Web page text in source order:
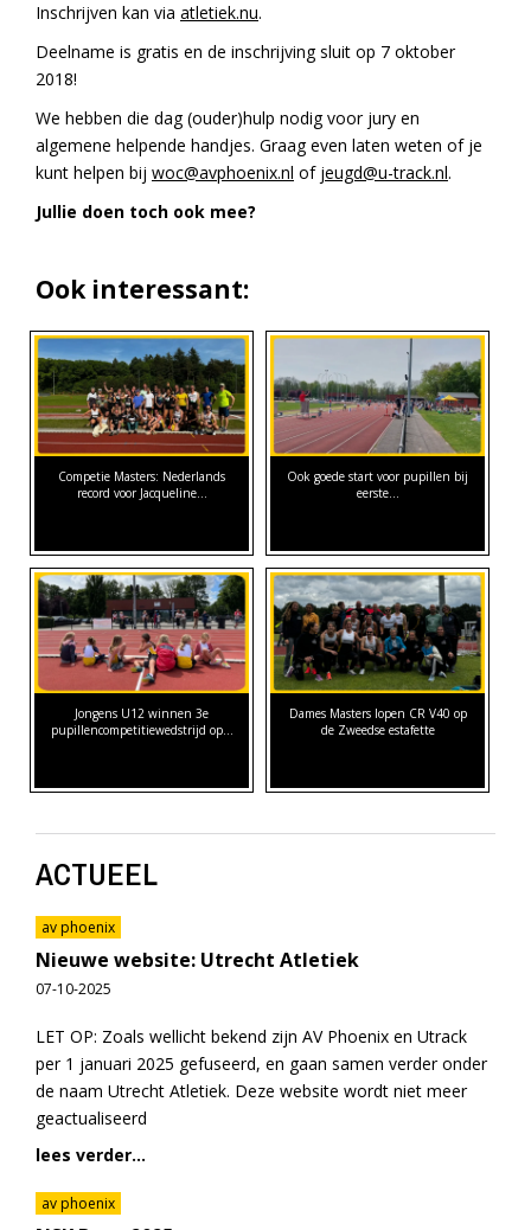
Inschrijven kan via atletiek.nu.
Deelname is gratis en de inschrijving sluit op 7 oktober
2018!
We hebben die dag (ouder)hulp nodig voor jury en
algemene helpende handjes. Graag even laten weten of je
kunt helpen bij woc@avphoenix.nl of jeugd@u-track.nl.
Jullie doen toch ook mee?
Ook interessant:
Competie Masters: Nederlands
record voor Jacqueline…
Ook goede start voor pupillen bij
eerste…
Jongens U12 winnen 3e
pupillencompetitiewedstrijd op…
Dames Masters lopen CR V40 op
de Zweedse estafette
ACTUEEL
av phoenix
Nieuwe website: Utrecht Atletiek
07-10-2025
LET OP: Zoals wellicht bekend zijn AV Phoenix en Utrack
per 1 januari 2025 gefuseerd, en gaan samen verder onder
de naam Utrecht Atletiek. Deze website wordt niet meer
geactualiseerd
lees verder...
av phoenix